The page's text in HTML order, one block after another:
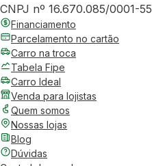
CNPJ nº 16.670.085/0001-55
Financiamento
Parcelamento no cartão
Carro na troca
Tabela Fipe
Carro Ideal
Venda para lojistas
Quem somos
Nossas lojas
Blog
Dúvidas